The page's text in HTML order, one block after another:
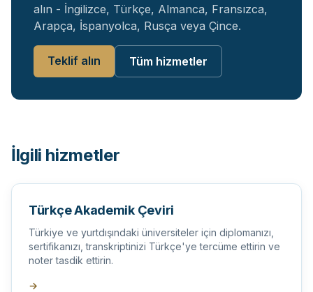
alın - İngilizce, Türkçe, Almanca, Fransızca,
Arapça, İspanyolca, Rusça veya Çince.
Teklif alın Tüm hizmetler
İlgili hizmetler
Türkçe Akademik Çeviri
Türkiye ve yurtdışındaki üniversiteler için diplomanızı,
sertifikanızı, transkriptinizi Türkçe'ye tercüme ettirin ve
noter tasdik ettirin.
→